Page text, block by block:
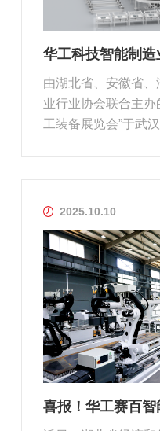
由湖北省、安徽省
业行业协会联合主办
工装备展览会”于武
船舶配套”称号。
2025.10.10